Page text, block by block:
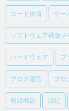
コード決済 サー
ソフトウェア構築メ
ハードウェア フ
ブログ運営 プロ
周辺機器 日記